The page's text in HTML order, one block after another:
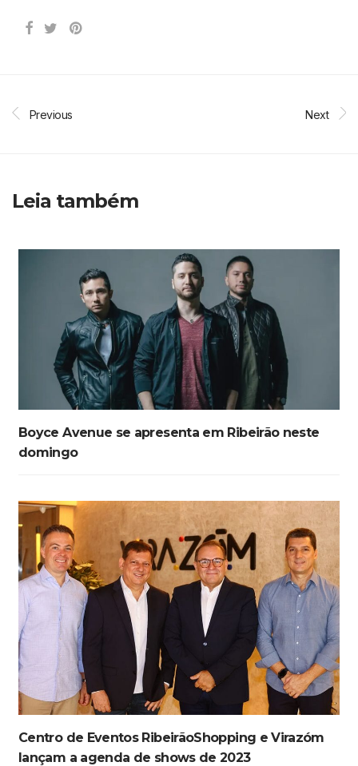
Previous Next
Leia também
Boyce Avenue se apresenta em Ribeirão neste
domingo
Centro de Eventos RibeirãoShopping e Virazóm
lançam a agenda de shows de 2023